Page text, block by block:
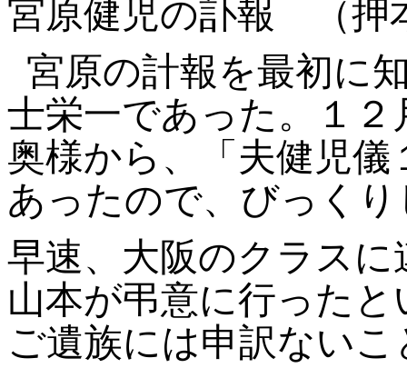
宮原健児の訃報
（
宮原の計報を最初に
士栄一であった。１
奥様から、「夫健児
あったので、びっく
早速、大阪のクラス
山本が弔意に行った
ご遺族には申訳ない